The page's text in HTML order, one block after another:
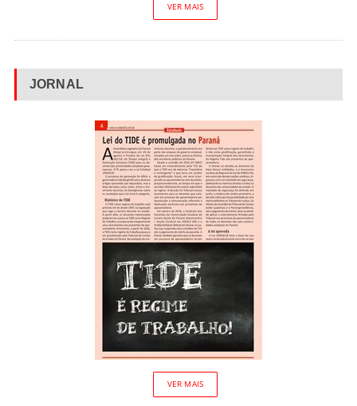
VER MAIS
JORNAL
VER MAIS